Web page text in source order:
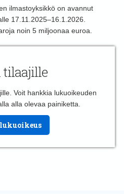
ilmastoyksikkö on avannut
17.11.2025–16.1.2026.
noin 5 miljoonaa euroa.
tilaajille
Voit hankkia lukuoikeuden
alla olevaa painiketta.